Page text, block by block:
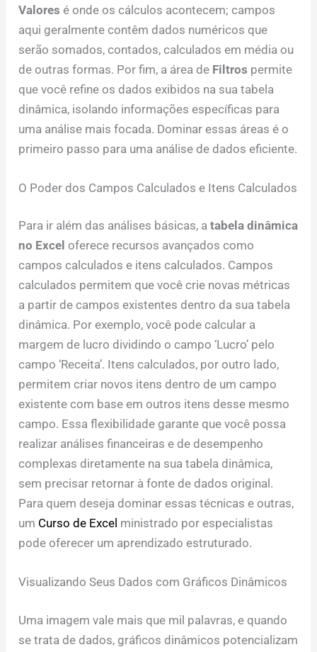
Valores é onde os cálculos acontecem; campos
aqui geralmente contêm dados numéricos que
serão somados, contados, calculados em média ou
de outras formas. Por fim, a área de Filtros permite
que você refine os dados exibidos na sua tabela
dinâmica, isolando informações específicas para
uma análise mais focada. Dominar essas áreas é o
primeiro passo para uma análise de dados eficiente.
O Poder dos Campos Calculados e Itens Calculados
Para ir além das análises básicas, atabela dinâmica
no Excel oferece recursos avançados como
campos calculados e itens calculados. Campos
calculados permitem que você crie novas métricas
a partir de campos existentes dentro da sua tabela
dinâmica. Por exemplo, você pode calcular a
margem de lucro dividindo o campo ‘Lucro’ pelo
campo ‘Receita’. Itens calculados, por outro lado,
permitem criar novos itens dentro de um campo
existente com base em outros itens desse mesmo
campo. Essa flexibilidade garante que você possa
realizar análises financeiras e de desempenho
complexas diretamente na sua tabela dinâmica,
sem precisar retornar à fonte de dados original.
Para quem deseja dominar essas técnicas e outras,
um Curso de Excel ministrado por especialistas
pode oferecer um aprendizado estruturado.
Visualizando Seus Dados com Gráficos Dinâmicos
Uma imagem vale mais que mil palavras, e quando
se trata de dados, gráficos dinâmicos potencializam